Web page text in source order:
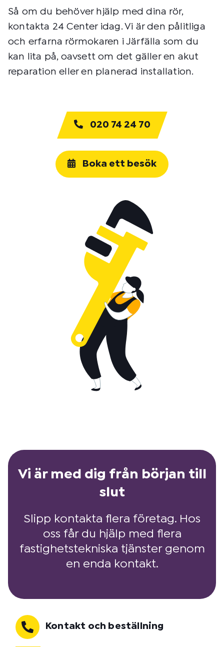
Så om du behöver hjälp med dina rör,
kontakta 24 Center idag. Vi är den pålitliga
och erfarna rörmokaren i Järfälla som du
kan lita på, oavsett om det gäller en akut
reparation eller en planerad installation.
020 74 24 70
Boka ett besök
Vi är med dig från början till
slut
Slipp kontakta flera företag. Hos
oss får du hjälp med flera
fastighetstekniska tjänster genom
en enda kontakt.
Kontakt och beställning